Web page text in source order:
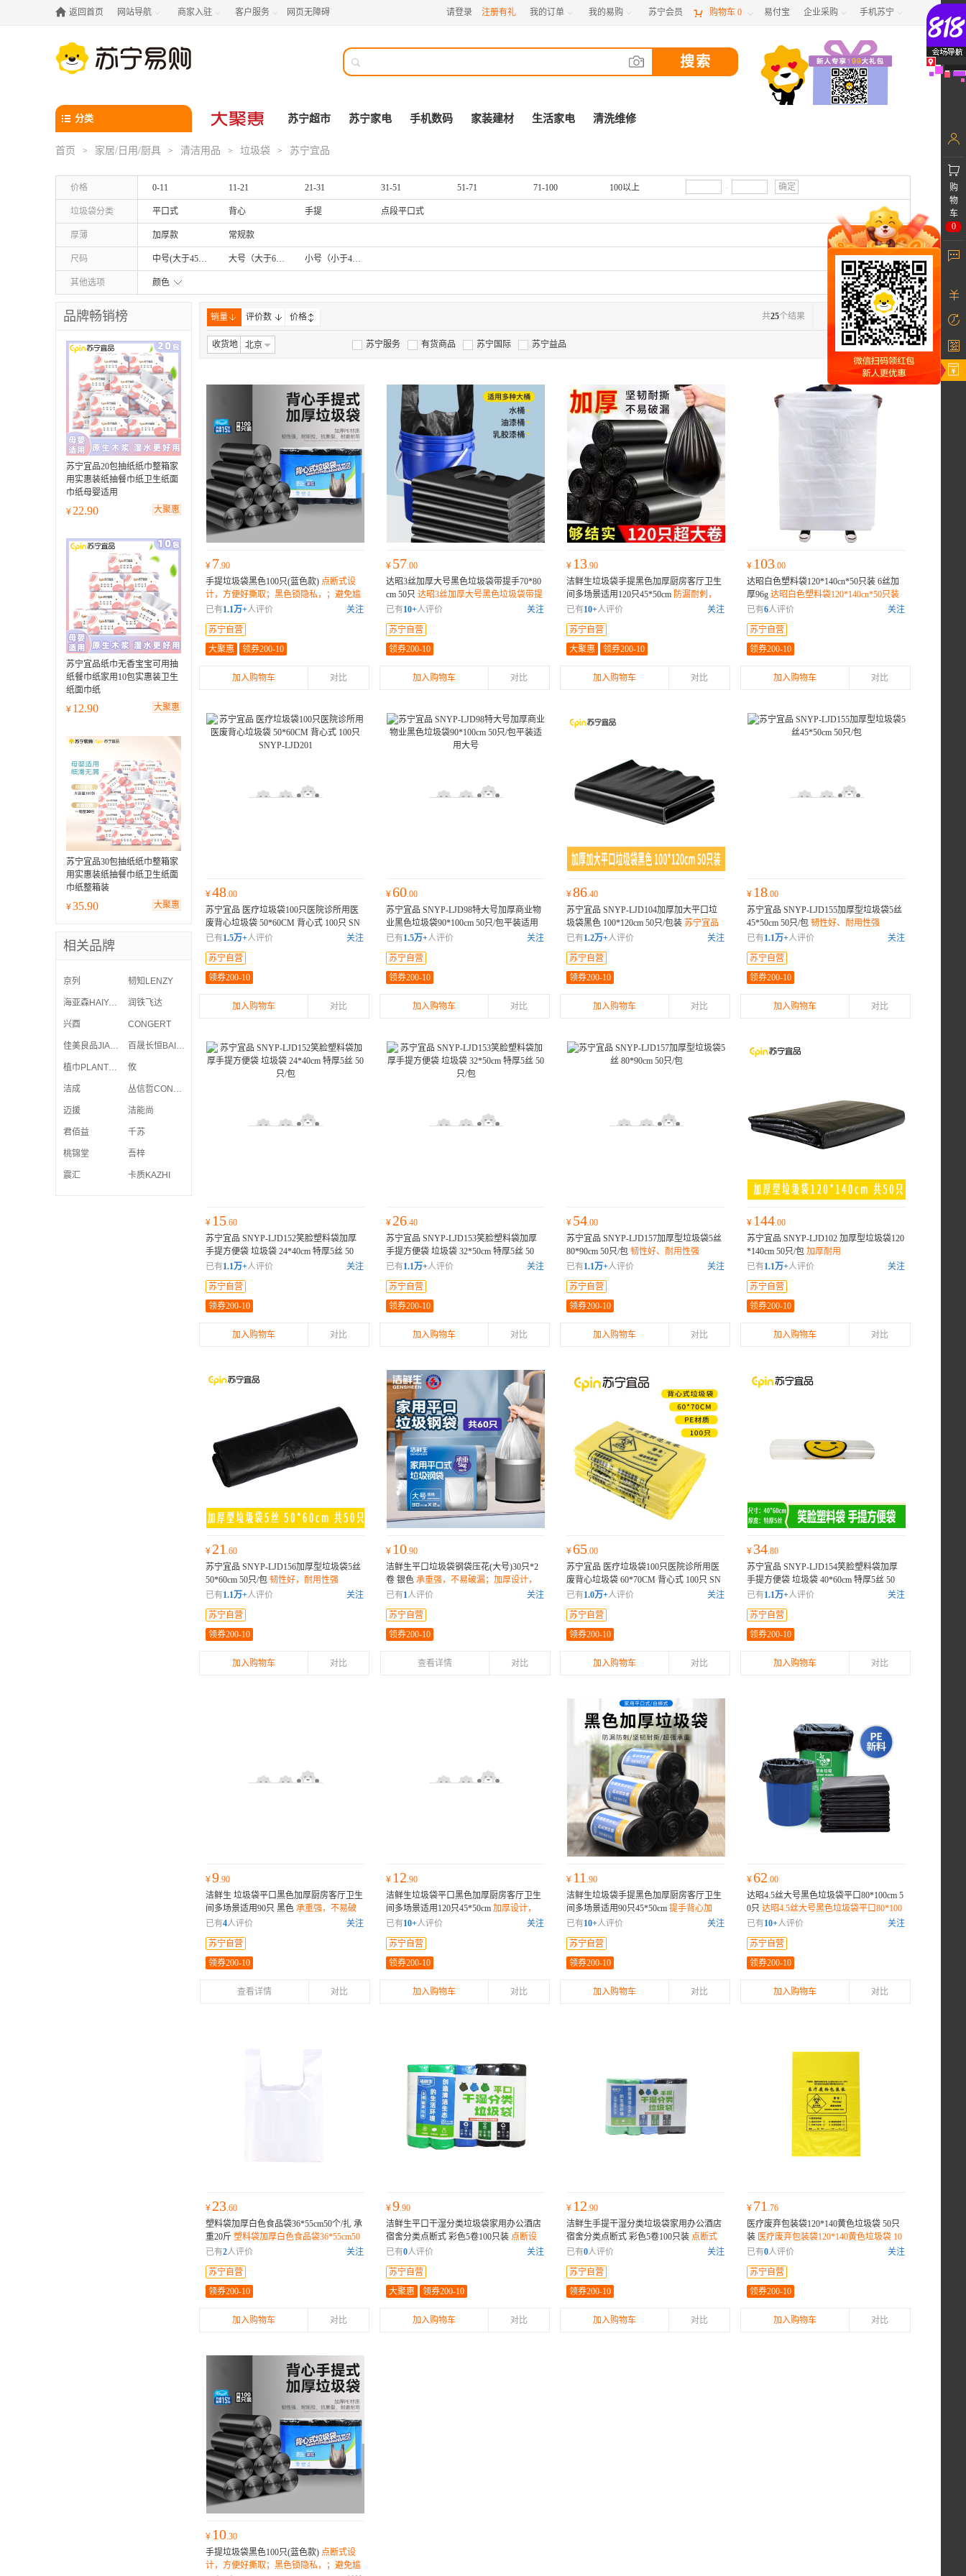
 返回首页 网站导航  商家入驻  客户服务  网页无障碍 请登录 注册有礼 我的订单  我的易购  苏宁会员  购物车 0  易付宝 企业采购  手机苏宁 

分类 苏宁超市 苏宁家电 手机数码 家装建材 生活家电 清洗维修
首页 > 家居/日用/厨具 > 清洁用品 > 垃圾袋 > 苏宁宜品
价格 0-11 11-21 21-31 31-51 51-71 71-100 100以上 - 确定
垃圾袋分类 平口式 背心 手提 点段平口式
厚薄 加厚款 常规款
尺码 中号(大于45*55cm小于60*80cm) 大号（大于60cm*80cm） 小号（小于45cm*55cm）
其他选项 颜色
销量 评价数 价格 共25个结果
收货地 北京 苏宁服务 有货商品 苏宁国际 苏宁益品
¥ 7.90
手提垃圾袋黑色100只(蓝色款) 点断式设
计，方便好撕取；黑色锁隐私，；避免尴
尬；袋体厚实耐用，手提方便
已有1.1万+人评价
关注
苏宁自营
大聚惠
领券200-10
加入购物车 对比
¥ 57.00
达昭3丝加厚大号黑色垃圾袋带提手70*80
cm 50只 达昭3丝加厚大号黑色垃圾袋带提
手70*80cm 50只
已有10+人评价
关注
苏宁自营
领券200-10
加入购物车 对比
¥ 13.90
洁鲜生垃圾袋手提黑色加厚厨房客厅卫生
间多场景适用120只45*50cm 防漏耐刺，
坚韧耐撕;不惧拉扯，耐撕不怕戳;黑色锁
已有10+人评价
关注
苏宁自营
大聚惠
领券200-10
加入购物车 对比
¥ 103.00
达昭白色塑料袋120*140cn*50只装 6丝加
厚96g 达昭白色塑料袋120*140cn*50只装
6丝加厚96g
已有6人评价
关注
苏宁自营
领券200-10
加入购物车 对比
¥48.00
苏宁宜品 医疗垃圾袋100只医院诊所用医
废背心垃圾袋 50*60CM 背心式 100只 SN
YP-LJD201医院诊所用医废背心垃圾袋
已有1.5万+人评价
关注
苏宁自营
领券200-10
加入购物车 对比
¥60.00
苏宁宜品 SNYP-LJD98特大号加厚商业物
业黑色垃圾袋90*100cm 50只/包平装适用
大号特大号加厚商业物业黑色垃圾袋
已有1.5万+人评价
关注
苏宁自营
领券200-10
加入购物车 对比
¥86.40
苏宁宜品 SNYP-LJD104加厚加大平口垃
圾袋黑色 100*120cm 50只/包装 苏宁宜品
SNYP-LJD104加厚加大平口垃圾袋黑色 1
已有1.2万+人评价
关注
苏宁自营
领券200-10
加入购物车 对比
¥ 18.00
苏宁宜品 SNYP-LJD155加厚型垃圾袋5丝
45*50cm 50只/包 韧性好、耐用性强
已有1.1万+人评价
关注
苏宁自营
领券200-10
加入购物车 对比
¥ 15.60
苏宁宜品 SNYP-LJD152笑脸塑料袋加厚
手提方便袋 垃圾袋 24*40cm 特厚5丝 50
只/包 加厚
已有1.1万+人评价
关注
苏宁自营
领券200-10
加入购物车 对比
¥ 26.40
苏宁宜品 SNYP-LJD153笑脸塑料袋加厚
手提方便袋 垃圾袋 32*50cm 特厚5丝 50
只/包 加厚
已有1.1万+人评价
关注
苏宁自营
领券200-10
加入购物车 对比
¥ 54.00
苏宁宜品 SNYP-LJD157加厚型垃圾袋5丝
80*90cm 50只/包 韧性好、耐用性强
已有1.1万+人评价
关注
苏宁自营
领券200-10
加入购物车 对比
¥ 144.00
苏宁宜品 SNYP-LJD102 加厚型垃圾袋120
*140cm 50只/包 加厚耐用
已有1.1万+人评价
关注
苏宁自营
领券200-10
加入购物车 对比
¥ 21 .60
苏宁宜品 SNYP-LJD156加厚型垃圾袋5丝
50*60cm 50只/包 韧性好，耐用性强
已有1.1万+人评价
关注
苏宁自营
领券200-10
加入购物车 对比
¥ 10.90
洁鲜生平口垃圾袋钢袋压花(大号)30只*2
卷 银色 承重强，不易破漏；加厚设计，
袋体厚实耐用
已有1人评价
关注
苏宁自营
领券200-10
查看详情 对比
¥65.00
苏宁宜品 医疗垃圾袋100只医院诊所用医
废背心垃圾袋 60*70CM 背心式 100只 SN
YP-LJD203加厚耐用
已有1.0万+人评价
关注
苏宁自营
领券200-10
加入购物车 对比
¥ 34.80
苏宁宜品 SNYP-LJD154笑脸塑料袋加厚
手提方便袋 垃圾袋 40*60cm 特厚5丝 50
只/包 加厚
已有1.1万+人评价
关注
苏宁自营
领券200-10
加入购物车 对比
¥9.90
洁鲜生 垃圾袋平口黑色加厚厨房客厅卫生
间多场景适用90只 黑色 承重强，不易破
漏；加厚设计，袋体厚实耐用
已有4人评价
关注
苏宁自营
领券200-10
查看详情 对比
¥ 12.90
洁鲜生垃圾袋平口黑色加厚厨房客厅卫生
间多场景适用120只45*50cm 加厚设计，
袋体厚实耐用；承重强，不易破漏；平口
已有10+人评价
关注
苏宁自营
领券200-10
加入购物车 对比
¥ 11 .90
洁鲜生垃圾袋手提黑色加厚厨房客厅卫生
间多场景适用90只45*50cm 提手背心加
厚；袋体厚实耐用；底部八角封底，受力
已有10+人评价
关注
苏宁自营
领券200-10
加入购物车 对比
¥62.00
达昭4.5丝大号黑色垃圾袋平口80*100cm 5
0只 达昭4.5丝大号黑色垃圾袋平口80*100
cm 50只
已有10+人评价
关注
苏宁自营
领券200-10
加入购物车 对比
¥ 23.60
塑料袋加厚白色食品袋36*55cm50个/扎 承
重20斤 塑料袋加厚白色食品袋36*55cm50
个/扎 承重20斤
已有2人评价
关注
苏宁自营
领券200-10
加入购物车 对比
¥9.90
洁鲜生平口干湿分类垃圾袋家用办公酒店
宿舍分类点断式 彩色5卷100只装 点断设
计，方便手撕，撕开平整，不易撕坏；底
已有0人评价
关注
苏宁自营
大聚惠
领券200-10
加入购物车 对比
¥ 12.90
洁鲜生手提干湿分类垃圾袋家用办公酒店
宿舍分类点断式 彩色5卷100只装 点断式
设计，方便好撕取；黑色锁隐私，；避免
已有0人评价
关注
苏宁自营
领券200-10
加入购物车 对比
¥ 71 .76
医疗废弃包装袋120*140黄色垃圾袋 50只
装 医疗废弃包装袋120*140黄色垃圾袋 10
0只装
已有0人评价
关注
苏宁自营
领券200-10
加入购物车 对比
¥ 10.30
手提垃圾袋黑色100只(蓝色款) 点断式设
计，方便好撕取；黑色锁隐私，；避免尴
品牌畅销榜
苏宁宜品20包抽纸纸巾整箱家
用实惠装纸抽餐巾纸卫生纸面
巾纸母婴适用
¥ 22.90 大聚惠
苏宁宜品纸巾无香宝宝可用抽
纸餐巾纸家用10包实惠装卫生
纸面巾纸
¥ 12.90 大聚惠
苏宁宜品30包抽纸纸巾整箱家
用实惠装纸抽餐巾纸卫生纸面
巾纸整箱装
¥35.90 大聚惠
相关品牌
京列 韧知LENZY
海亚森HAIYASEN 润铁飞达
兴酉 CONGERT
佳美良品JIAMEI LIANGPIN 百晟长恒BAISHENG CHANGHENG
植巾PLANTJIN 攸
洁成 丛信哲CONG XIN ZHE
迈援 洁能尚
君佰益 千苏
桃锦堂 吾梓
震汇 卡质KAZHI
购
物
车
0